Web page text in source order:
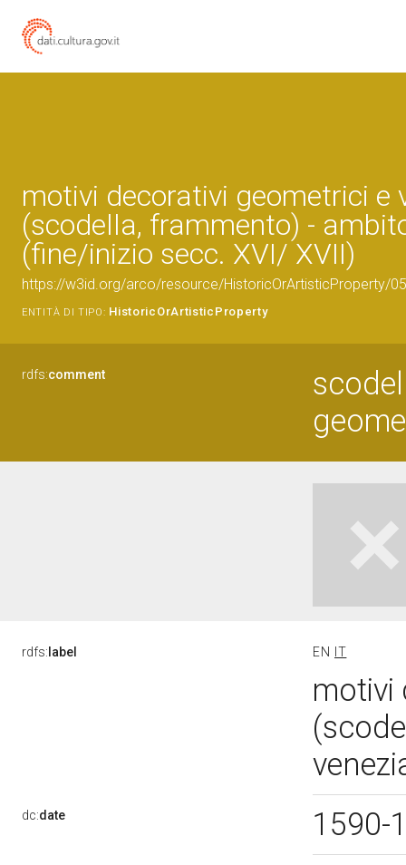
motivi decorativi geometrici e
(scodella, frammento) -
(fine/inizio secc. XVI/ XVII)
https://w3id.org/arco/resource/HistoricOrArtisticProperty/
ENTITÀ DI TIPO: HistoricOrArtisticProperty
rdfs:comment
rdfs: label EN IT
motivi
dc:date 1590-